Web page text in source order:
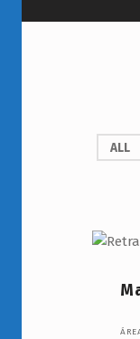
ç
ALL